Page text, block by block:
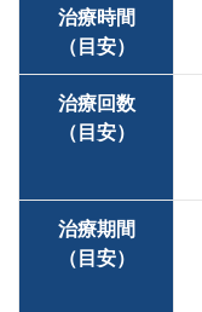
治療時間
（目安）
治療回数
（目安）
治療期間
（目安）